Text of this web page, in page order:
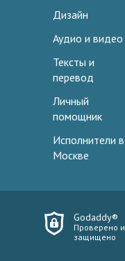
Дизайн
Аудио и видео
Тексты и
перевод
Личный
помощник
Исполнители в
Москве
Godaddy®
Проверено и
защищено